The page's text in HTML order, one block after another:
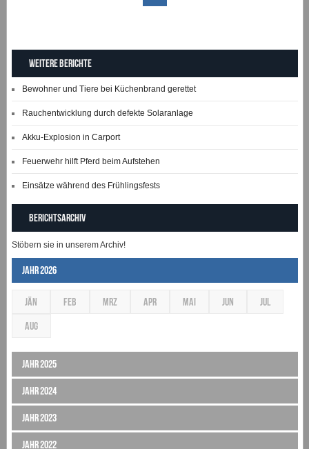
Weitere Berichte
Bewohner und Tiere bei Küchenbrand gerettet
Rauchentwicklung durch defekte Solaranlage
Akku-Explosion in Carport
Feuerwehr hilft Pferd beim Aufstehen
Einsätze während des Frühlingsfests
Berichtsarchiv
Stöbern sie in unserem Archiv!
Jahr 2026
JÄN FEB MRZ APR MAI JUN JUL
AUG
Jahr 2025
Jahr 2024
Jahr 2023
Jahr 2022